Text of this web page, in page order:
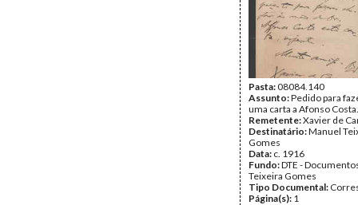
Pasta:08084.140
Assunto:Pedido para
uma carta a Afonso Costa.
Remetente:Xavier de
Destinatário:Manuel
Gomes
Data: c. 1916
Fundo:DTE -
Teixeira Gomes
Tipo Documental:
Página(s): 1